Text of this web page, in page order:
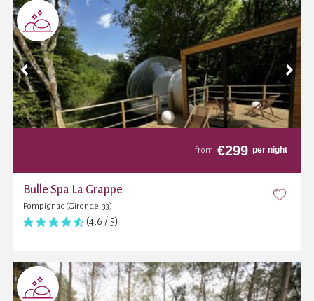
from €299 per night
Bulle Spa La Grappe
Pompignac (Gironde, 33)
(4,6 / 5)